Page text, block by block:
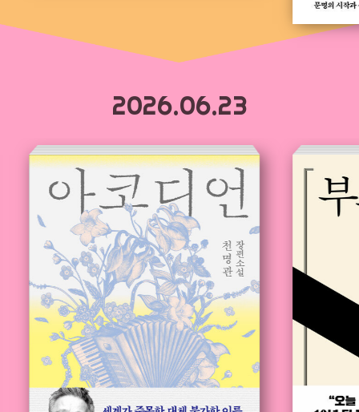
2026.06.23